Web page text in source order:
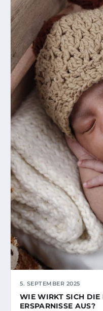
5. SEPTEMBER 2025
WIE WIRKT SICH DIE
ERSPARNISSE AUS?